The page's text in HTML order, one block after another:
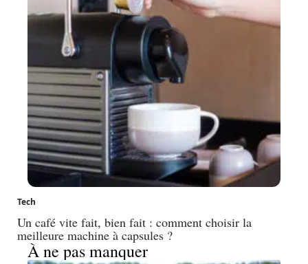
Tech
Un café vite fait, bien fait : comment choisir la
meilleure machine à capsules ?
À ne pas manquer